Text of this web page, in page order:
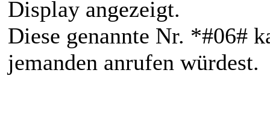
Display angezeigt.
Diese genannte Nr. *#06#
jemanden anrufen würdest.